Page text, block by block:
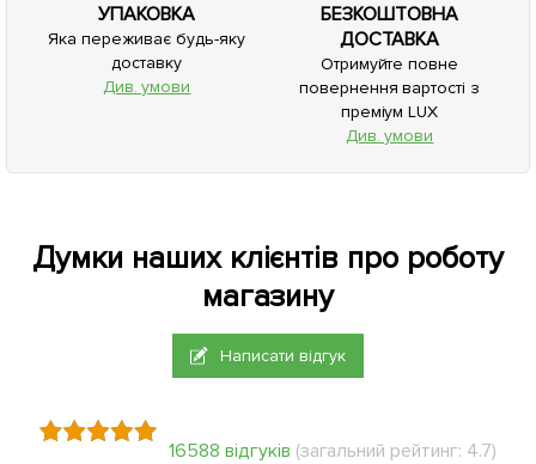
УПАКОВКА
Яка переживає будь-яку
доставку
Див. умови
БЕЗКОШТОВНА
ДОСТАВКА
Отримуйте повне
повернення вартості з
преміум LUX
Див. умови
Думки наших клієнтів про роботу
магазину
Написати відгук
16588 відгуків (загальний рейтинг: 4.7)